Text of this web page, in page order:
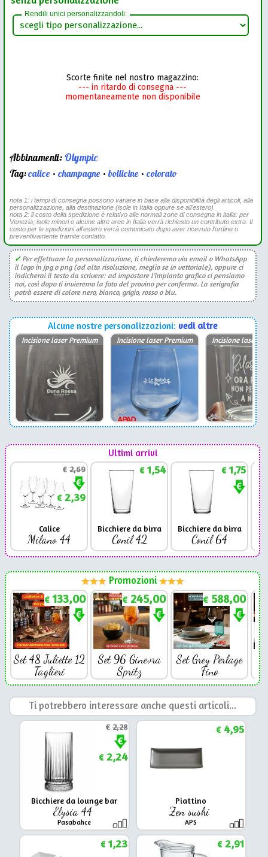
Rendili unici personalizzandoli:
Scorte finite nel nostro magazzino:
--- in ritardo di consegna ---
momentaneamente non disponibile
Abbinamenti:Olympic
Tag:calice •champagne •bollicine •colorato
nota 1: i tempi di consegna possono variare in base alla disponibilità degli articoli, alla
personalizzazione, alla destinazione (isole in Italia oppure se all'estero)
nota 2: il costo della spedizione è relativo alle normali zone di consegna in italia: per
Venezia, isole minori e alcune altre aree in Italia verrà richiesto un contributo extra. Il
costo per le spedizioni all'estero verrà comunicato dopo aver ricevuto l'ordine o
preventivamente tramite contatto.
✓Per effettuare la personalizzazione, ti chiederemo via email o WhatsApp
il logo in jpg o png (ad alta risoluzione, meglio se in vettoriale), oppure ci
indicherai il testo da scrivere: ad impostare l'impianto grafico ci pensiamo
noi, così dopo ti invieremo la foto del provino per conferma. La serigrafia
potrà essere di colore nero, bianco, grigio, rosso o blu.
Alcune nostre personalizzazioni: vedi altre
Incisione laser Premium Incisione laser Premium Incisione laser
Ultimi arrivi
€2,69
€2,39
Calice
Milano 44
€1,54
Bicchiere da birra
Conil 42
€1,75
Bicchiere da birra
Conil 64
Promozioni
€ 133,00
Set 48 Juliette 12
Taglieri
€ 245,00
Set 96 Ginevra
Spritz
€ 588,00
Set Grey Perlage
Fino
Ti potrebbero interessare anche questi articoli...
Bicchiere da lounge bar
Elysia 44
Pasabahce
€2,28
€2,24
Piattino
Zen sushi
APS
€4,95
€1,23 €2,91